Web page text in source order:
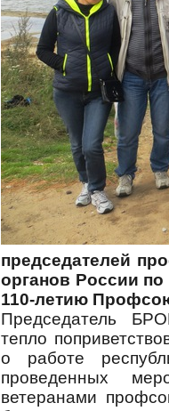
председателей
органов России
110-летию
Председатель
тепло
о работе
проведенных
ветеранами